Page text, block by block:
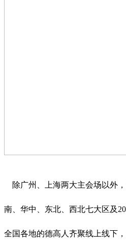
除广州、上海两大主会场以外
南、华中、东北、西北七大区及
全国各地的德高人齐聚线上线下